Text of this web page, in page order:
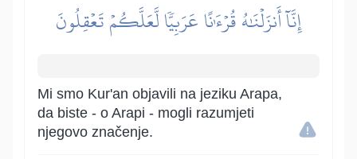
إِنَّآ أَنزَلۡنَٰهُ قُرۡءَٰنًا عَرَبِيّٗا لَّعَلَّكُمۡ تَعۡقِلُونَ
Mi smo Kur'an objavili na jeziku Arapa,
da biste - o Arapi - mogli razumjeti
njegovo značenje.